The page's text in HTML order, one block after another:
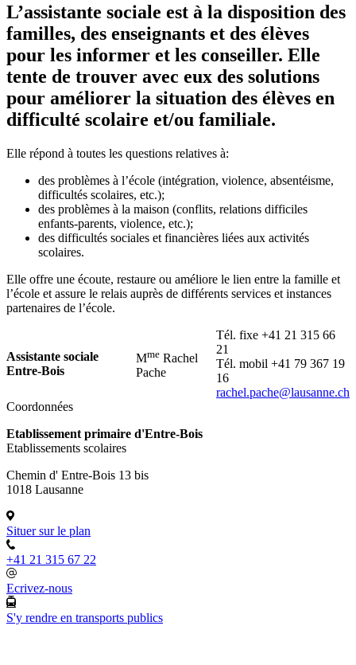
L’assistante sociale est à la disposition des
familles, des enseignants et des élèves
pour les informer et les conseiller. Elle
tente de trouver avec eux des solutions
pour améliorer la situation des élèves en
difficulté scolaire et/ou familiale.
Elle répond à toutes les questions relatives à:
des problèmes à l’école (intégration, violence, absentéisme,
difficultés scolaires, etc.);
des problèmes à la maison (conflits, relations difficiles
enfants-parents, violence, etc.);
des difficultés sociales et financières liées aux activités
scolaires.
Elle offre une écoute, restaure ou améliore le lien entre la famille et
l’école et assure le relais auprès de différents services et instances
partenaires de l’école.
Assistante sociale
Entre-Bois
Mme Rachel
Pache
Tél. fixe +41 21 315 66
21
Tél. mobil +41 79 367 19
16
rachel.pache@lausanne.ch
Coordonnées
Etablissement primaire d'Entre-Bois
Etablissements scolaires
Chemin d' Entre-Bois 13 bis
1018 Lausanne
Situer sur le plan
+41 21 315 67 22
Ecrivez-nous
S'y rendre en transports publics